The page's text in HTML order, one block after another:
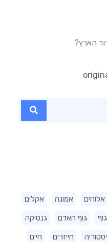
אלוהים אמונה אקלים
גוף גוף האדם גנטיקה
חייזרים חיים
הארץ?